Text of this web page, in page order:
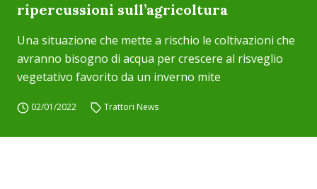
ripercussioni sull’agricoltura
Una situazione che mette a rischio le coltivazioni che
avranno bisogno di acqua per crescere al risveglio
vegetativo favorito da un inverno mite
02/01/2022 Trattori News